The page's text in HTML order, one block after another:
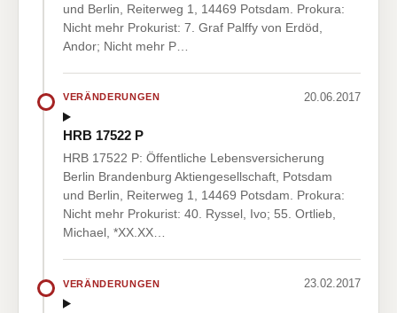
und Berlin, Reiterweg 1, 14469 Potsdam. Prokura:
Nicht mehr Prokurist: 7. Graf Palffy von Erdöd,
Andor; Nicht mehr P…
VERÄNDERUNGEN 20.06.2017
HRB 17522 P
HRB 17522 P: Öffentliche Lebensversicherung
Berlin Brandenburg Aktiengesellschaft, Potsdam
und Berlin, Reiterweg 1, 14469 Potsdam. Prokura:
Nicht mehr Prokurist: 40. Ryssel, Ivo; 55. Ortlieb,
Michael, *XX.XX…
VERÄNDERUNGEN 23.02.2017